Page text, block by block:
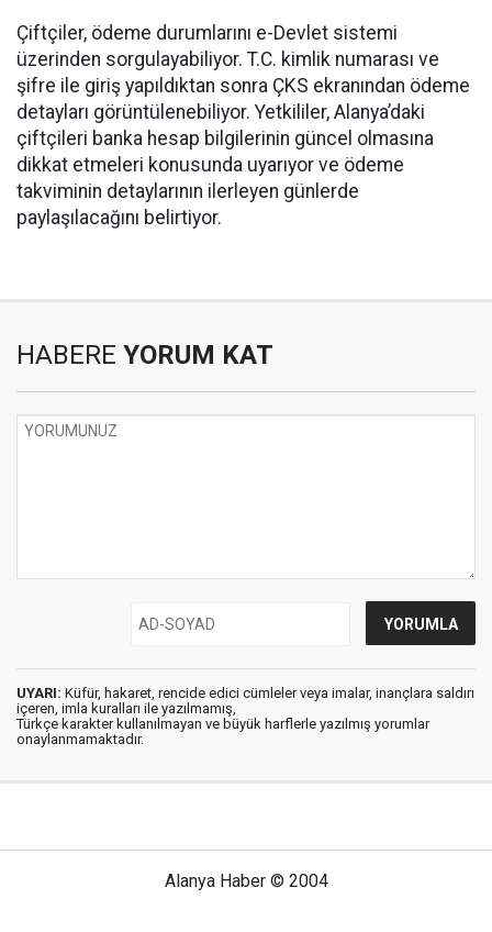
Çiftçiler, ödeme durumlarını e-Devlet sistemi
üzerinden sorgulayabiliyor. T.C. kimlik numarası ve
şifre ile giriş yapıldıktan sonra ÇKS ekranından ödeme
detayları görüntülenebiliyor. Yetkililer, Alanya’daki
çiftçileri banka hesap bilgilerinin güncel olmasına
dikkat etmeleri konusunda uyarıyor ve ödeme
takviminin detaylarının ilerleyen günlerde
paylaşılacağını belirtiyor.
HABERE YORUM KAT
UYARI: Küfür, hakaret, rencide edici cümleler veya imalar, inançlara saldırı
içeren, imla kuralları ile yazılmamış,
Türkçe karakter kullanılmayan ve büyük harflerle yazılmış yorumlar
onaylanmamaktadır.
Alanya Haber © 2004